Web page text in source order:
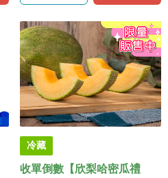
冷藏
收單倒數【欣梨哈密瓜禮